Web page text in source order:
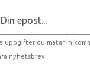
uppgifter du matar in
nyhetsbrev.